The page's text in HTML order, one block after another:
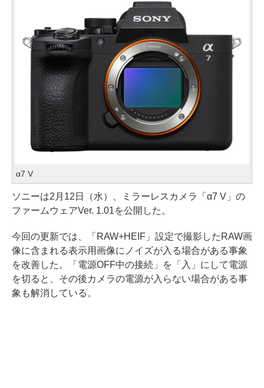
α7 V
ソニーは2月12日（水）、ミラーレスカメラ「α7 V」の
ファームウェアVer. 1.01を公開した。
今回の更新では、「RAW+HEIF」設定で撮影したRAW画
像に含まれる表示用画像にノイズが入る場合がある事象
を改善した。「電源OFF中の接続」を「入」にして電源
を切ると、その後カメラの電源が入らない場合がある事
象も解消している。